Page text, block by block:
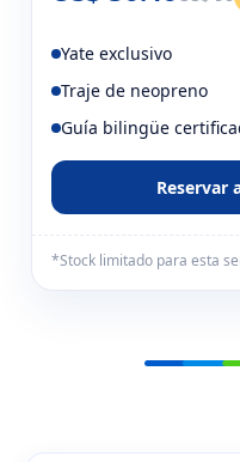
Yate exclusivo
Traje de neopreno
Guía bilingüe
Reservar
*Stock limitado para esta